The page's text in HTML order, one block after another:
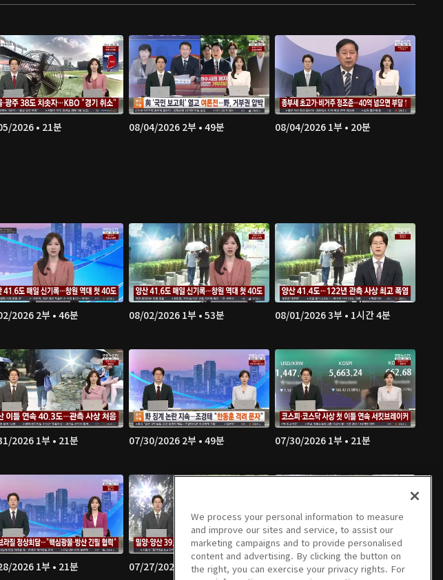
2026 • 21분 08/04/2026 2부 • 49분 08/04/2026 1부 • 20분
2026 2부 • 46분 08/02/2026 1부 • 53분 08/01/2026 3부 • 1시간 4분
2026 1부 • 21분 07/30/2026 2부 • 49분 07/30/2026 1부 • 21분
2026 1부 • 21분 07/27/2026 2부 • 51분 07/27/2026 1부 • 20분
We process your personal information to measure
and improve our sites and service, to assist our
marketing campaigns and to provide personalised
content and advertising. By clicking the button on
the right, you can exercise your privacy rights. For